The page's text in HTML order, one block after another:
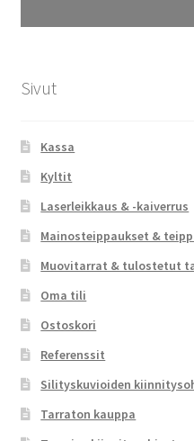
Sivut
Kassa
Kyltit
Laserleikkaus & -kaiverrus
Mainosteippaukset &
Muovitarrat & tulostetut
Oma tili
Ostoskori
Referenssit
Silityskuvioiden
Tarraton kauppa